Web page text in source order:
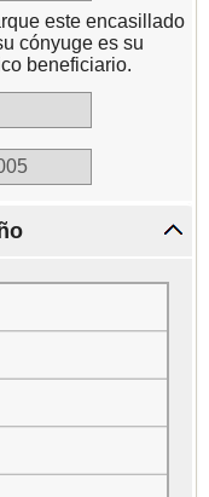
este encasillado
cónyuge es su
beneficiario.